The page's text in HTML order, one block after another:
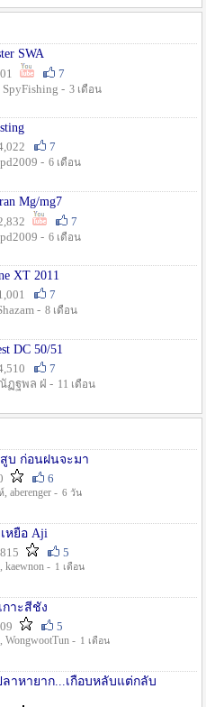
SWA
7
- 3 เดือน
7
- 6 เดือน
Mg/mg7
7
- 6 เดือน
XT 2011
7
- 8 เดือน
DC 50/51
7
ฏฐพล ฝ่ - 11 เดือน
บ ก่อนฝนจะมา
6
, aberenger - 6 วัน
หยื่อ Aji
5
, kaewnon - 1 เดือน
กาะสีชัง
5
, WongwootTun - 1 เดือน
าหายาก...เกือบหลับแต่กลับ